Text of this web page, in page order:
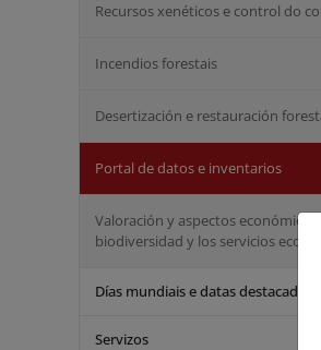
Recursos xenéticos e control do
Incendios forestais
Desertización e restauración
Portal de datos e inventarios
Valoración y aspectos económicos
biodiversidad y los servicios
Días mundiais e datas destacadas
Servizos